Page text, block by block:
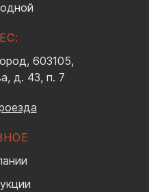
603105,
д. 43, п. 7